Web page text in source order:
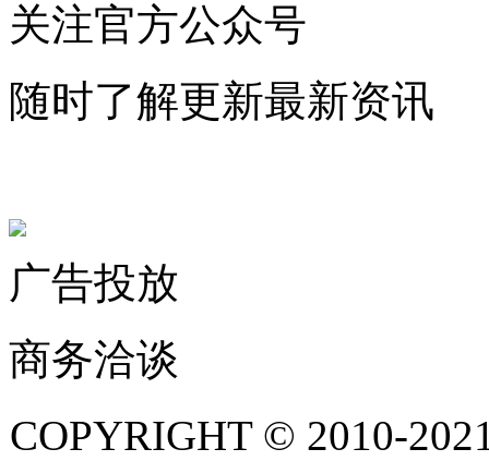
关注官方公众号
随时了解更新最新资讯
广告投放
商务洽谈
COPYRIGHT © 2010-